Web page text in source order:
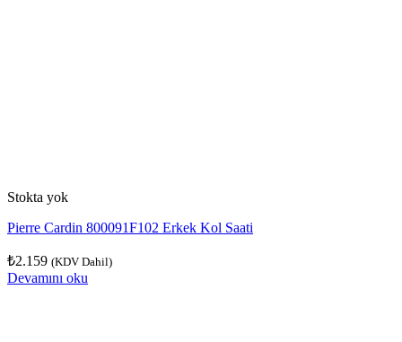
Stokta yok
Pierre Cardin 800091F102 Erkek Kol Saati
₺2.159 (KDV Dahil)
Devamını oku